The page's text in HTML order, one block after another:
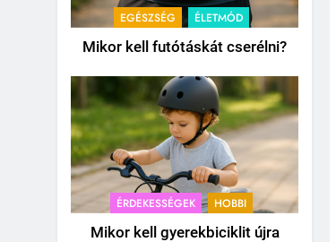
EGÉSZSÉG ÉLETMÓD
Mikor kell futótáskát cserélni?
ÉRDEKESSÉGEK HOBBI
Mikor kell gyerekbiciklit újra